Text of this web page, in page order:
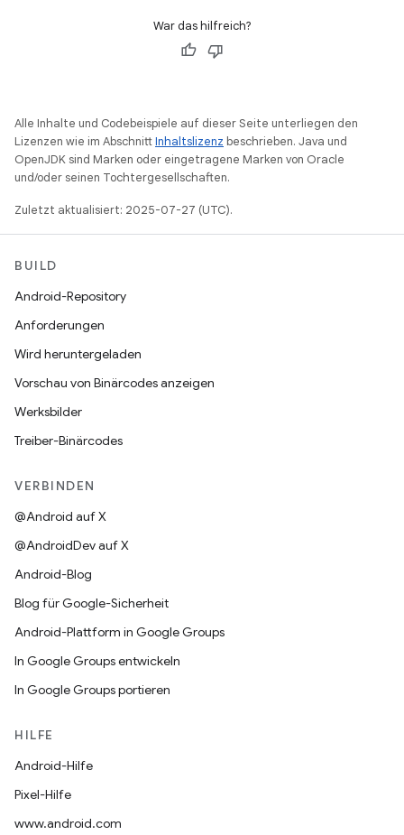
War das hilfreich?
Alle Inhalte und Codebeispiele auf dieser Seite unterliegen den
Lizenzen wie im AbschnittInhaltslizenz beschrieben. Java und
OpenJDK sind Marken oder eingetragene Marken von Oracle
und/oder seinen Tochtergesellschaften.
Zuletzt aktualisiert: 2025-07-27 (UTC).
BUILD
Android-Repository
Anforderungen
Wird heruntergeladen
Vorschau von Binärcodes anzeigen
Werksbilder
Treiber-Binärcodes
VERBINDEN
@Android auf X
@AndroidDev auf X
Android-Blog
Blog für Google-Sicherheit
Android-Plattform in Google Groups
In Google Groups entwickeln
In Google Groups portieren
HILFE
Android-Hilfe
Pixel-Hilfe
www.android.com